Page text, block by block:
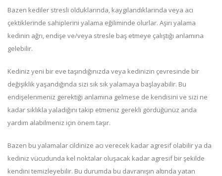
Bazen kediler stresli olduklarında, kaygılandıklarında veya acı
çektiklerinde sahiplerini yalama eğiliminde olurlar. Aşırı yalama
kedinin ağrı, endişe ve/veya stresle baş etmeye çalıştığı anlamına
gelebilir.
Kediniz yeni bir eve taşındığınızda veya kedinizin çevresinde bir
değişiklik yaşandığında sizi sık sık yalamaya başlayabilir. Bu
endişelenmeniz gerektiği anlamına gelmese de kendisini ve sizi ne
kadar sıklıkla yaladığını takip etmeniz gerekli gördüğünüz anda
yardım alabilmeniz için önem taşır.
Bazen bu yalamalar cildinize acı verecek kadar agresif olabilir ya da
kediniz vücudunda kel noktalar oluşacak kadar agresif bir şekilde
kendini temizleyebilir. Bu durumda bu davranışın altında yatan